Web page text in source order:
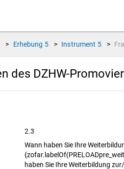
> Erhebung 5 > Instrument 5 >
des DZHW-
2.3
Wann haben Sie Ihre
haben Sie Ihre Weiterbildung